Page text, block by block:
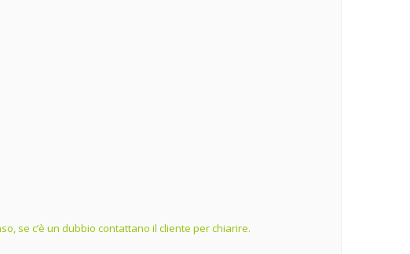
se c’è un dubbio contattano il cliente per chiarire.